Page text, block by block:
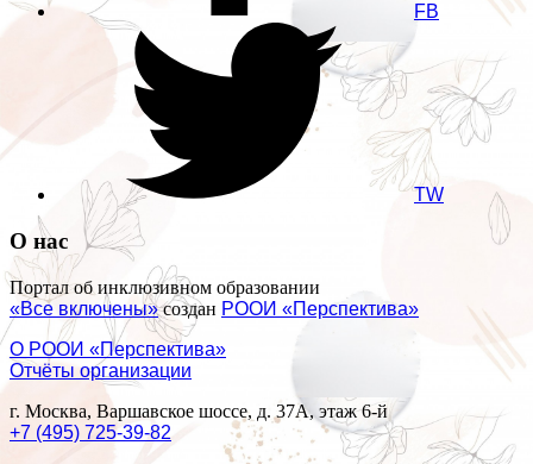
FB
TW
О нас
Портал об инклюзивном образовании
«Все включены»создан РООИ «Перспектива»
О РООИ «Перспектива»
Отчёты организации
г. Москва, Варшавское шоссе, д. 37А, этаж 6-й
+7 (495) 725-39-82